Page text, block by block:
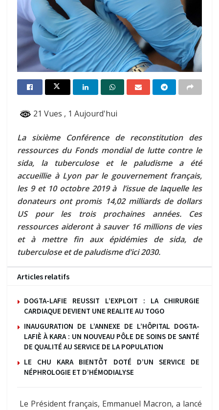
21 Vues , 1 Aujourd'hui
La sixième Conférence de reconstitution des
ressources du Fonds mondial de lutte contre le
sida, la tuberculose et le paludisme a été
accueillie à Lyon par le gouvernement français,
les 9 et 10 octobre 2019 à l’issue de laquelle les
donateurs ont promis 14,02 milliards de dollars
US pour les trois prochaines années. Ces
ressources aideront à sauver 16 millions de vies
et à mettre fin aux épidémies de sida, de
tuberculose et de paludisme d’ici 2030.
Articles relatifs
DOGTA-LAFIE REUSSIT L’EXPLOIT : LA CHIRURGIE
CARDIAQUE DEVIENT UNE REALITE AU TOGO
INAUGURATION DE L’ANNEXE DE L’HÔPITAL DOGTA-
LAFIÈ À KARA : UN NOUVEAU PÔLE DE SOINS DE SANTÉ
DE QUALITÉ AU SERVICE DE LA POPULATION
LE CHU KARA BIENTÔT DOTÉ D’UN SERVICE DE
NÉPHROLOGIE ET D’HÉMODIALYSE
Le Président français, Emmanuel Macron, a lancé